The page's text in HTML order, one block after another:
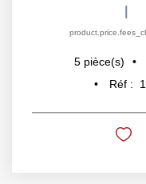
5 pièce(s)
Réf :